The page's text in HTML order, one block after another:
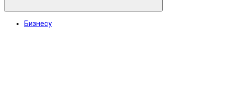
Бизнесу